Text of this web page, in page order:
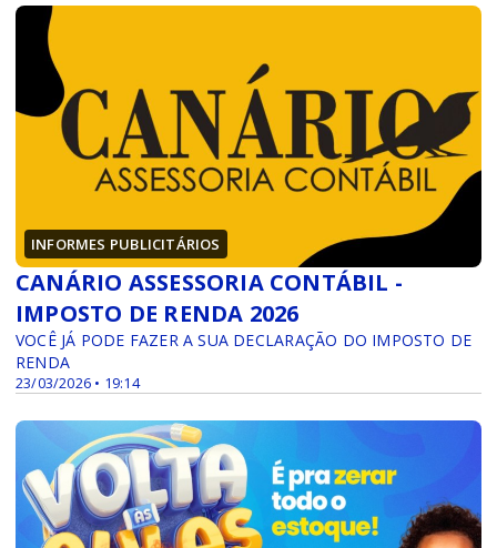
INFORMES PUBLICITÁRIOS
23/03/2026 • 19:14
CANÁRIO ASSESSORIA CONTÁBIL -
IMPOSTO DE RENDA 2026
VOCÊ JÁ PODE FAZER A SUA DECLARAÇÃO DO IMPOSTO DE
RENDA